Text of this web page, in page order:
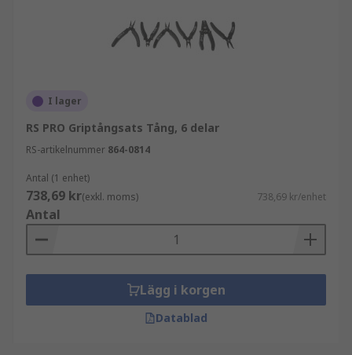
I lager
RS PRO Griptångsats Tång, 6 delar
RS-artikelnummer 864-0814
Antal (1 enhet)
738,69 kr(exkl. moms) 738,69 kr/enhet
Antal
Lägg i korgen
Datablad